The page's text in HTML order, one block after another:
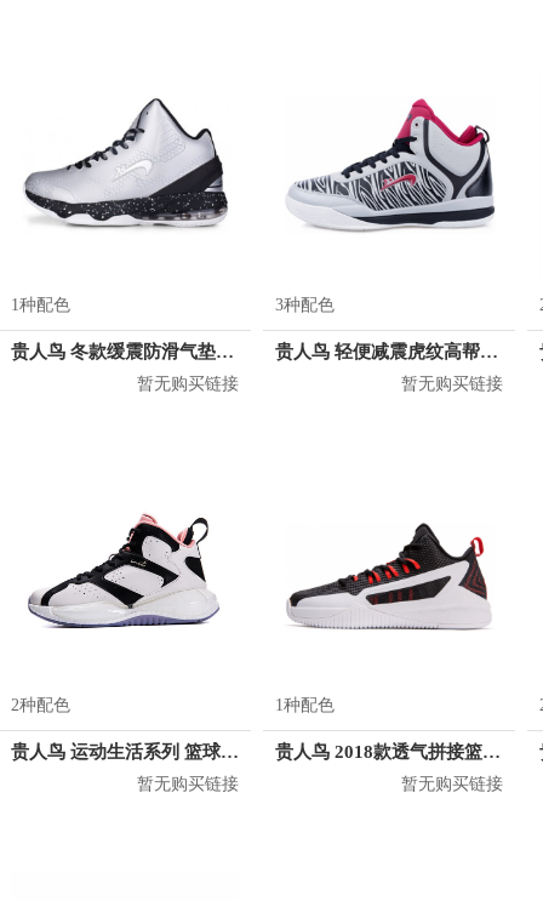
1种配色
贵人鸟 冬款缓震防滑气垫篮球鞋 L65515
暂无购买链接
3种配色
贵人鸟 轻便减震虎纹高帮篮球鞋 L58501
暂无购买链接
2种配色
贵人鸟 运动生活系列 篮球鞋 P09268
暂无购买链接
1种配色
贵人鸟 2018款透气拼接篮球鞋 L82501
暂无购买链接